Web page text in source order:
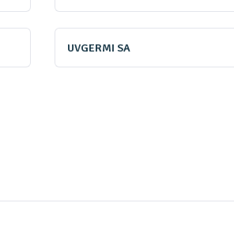
les piscines rajoutent souvent
UVGERMI SA